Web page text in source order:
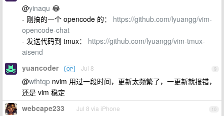
@yinaqu 😂
- 刚搞的一个 opencode 的： https://github.com/lyuangg/vim-
opencode-chat
- 发送代码到 tmux： https://github.com/lyuangg/vim-tmux-
aisend
9
yuancoder OP Jul 8
@wfhtqp nvim 用过一段时间，更新太频繁了，一更新就报错，
还是 vim 稳定
10
webcape233 Jul 8 via iPhone